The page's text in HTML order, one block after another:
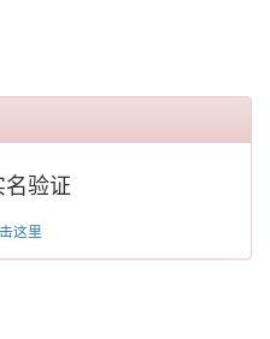
验证
这里